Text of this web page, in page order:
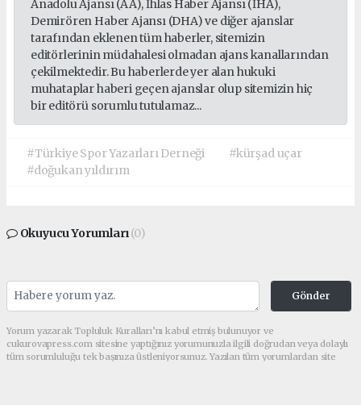
Anadolu Ajansı (AA), İhlas Haber Ajansı (İHA),
Demirören Haber Ajansı (DHA) ve diğer ajanslar
tarafından eklenen tüm haberler, sitemizin
editörlerinin müdahalesi olmadan ajans kanallarından
çekilmektedir. Bu haberlerde yer alan hukuki
muhataplar haberi geçen ajanslar olup sitemizin hiç
bir editörü sorumlu tutulamaz...
#Türkiye Spor Yazarları Derneği
#kürşad uçar
#doğukan yıldırım
Okuyucu Yorumları(0)
Gönder
Yorum yazarak Topluluk Kuralları’nı kabul etmiş bulunuyor ve
cukurovapress.com sitesine yaptığınız yorumunuzla ilgili doğrudan veya dolaylı
tüm sorumluluğu tek başınıza üstleniyorsunuz. Yazılan tüm yorumlardan site